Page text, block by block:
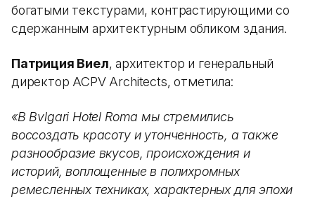
богатыми текстурами, контрастирующими со
сдержанным архитектурным обликом здания.
Патриция Виел, архитектор и генеральный
директор ACPV Architects, отметила:
«В Bvlgari Hotel Roma мы стремились
воссоздать красоту и утонченность, а также
разнообразие вкусов, происхождения и
историй, воплощенные в полихромных
ремесленных техниках, характерных для эпохи